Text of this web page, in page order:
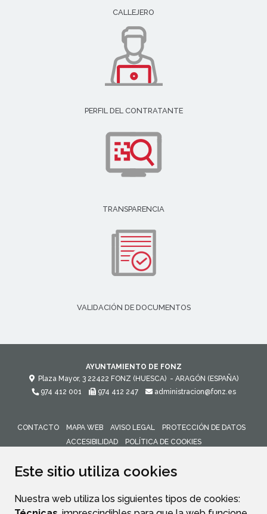
Este sitio utiliza cookies
Nuestra web utiliza los siguientes tipos de cookies:
CALLEJERO
PERFIL DEL CONTRATANTE
TRANSPARENCIA
VALIDACIÓN DE DOCUMENTOS
AYUNTAMIENTO DE FONZ
Plaza Mayor, 3 22422 FONZ (HUESCA) - ARAGÓN (ESPAÑA)
974 412 001
974 412 247 administracion@fonz.es
CONTACTO MAPA WEB AVISO LEGAL
PROTECCIÓN DE DATOS
ACCESIBILIDAD
POLÍTICA DE COOKIES